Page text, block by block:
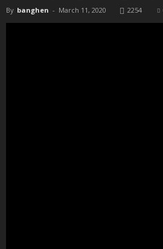
By banghen - March 11, 2020 2254